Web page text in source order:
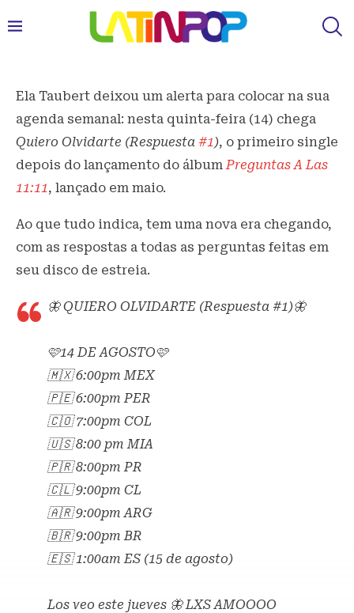
Ela Taubert deixou um alerta para colocar na sua
agenda semanal: nesta quinta-feira (14) chega
Quiero Olvidarte (Respuesta #1), o primeiro single
depois do lançamento do álbumPreguntas A Las
11:11, lançado em maio.
Ao que tudo indica, tem uma nova era chegando,
com as respostas a todas as perguntas feitas em
seu disco de estreia.
🦋 QUIERO OLVIDARTE (Respuesta #1)🦋
🩷14 DE AGOSTO🩷
🇲🇽 6:00pm MEX
🇵🇪 6:00pm PER
🇨🇴 7:00pm COL
🇺🇸 8:00 pm MIA
🇵🇷 8:00pm PR
🇨🇱 9:00pm CL
🇦🇷 9:00pm ARG
🇧🇷 9:00pm BR
🇪🇸 1:00am ES (15 de agosto)
Los veo este jueves 🦋 LXS AMOOOO